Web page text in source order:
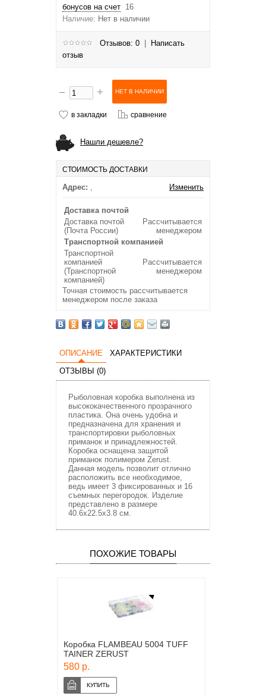
бонусов на счет 16
Наличие: Нет в наличии
Отзывов: 0
Написать
отзыв
в закладки сравнение
Нашли дешевле?
СТОИМОСТЬ ДОСТАВКИ
Адрес: , Изменить
Доставка почтой
Доставка почтой
(Почта России)
Рассчитывается
менеджером
Транспортной компанией
Транспортной
компанией
(Транспортной
компанией)
Рассчитывается
менеджером
Точная стоимость рассчитывается
менеджером после заказа
ОПИСАНИЕ
ХАРАКТЕРИСТИКИ
ОТЗЫВЫ (0)
Рыболовная коробка выполнена из
высококачественного прозрачного
пластика. Она очень удобна и
предназначена для хранения и
транспортировки рыболовных
приманок и принадлежностей.
Коробка оснащена защитой
приманок полимером Zerust.
Данная модель позволит отлично
расположить все необходимое,
ведь имеет 3 фиксированных и 16
съемных перегородок. Изделие
представлено в размере
40.6х22.5х3.8 см.
ПОХОЖИЕ ТОВАРЫ
Коробка FLAMBEAU 5004 TUFF
TAINER ZERUST
580 р.